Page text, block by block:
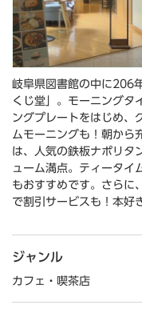
岐阜県図書館の中に206
くじ堂」。モーニングタ
ングプレートをはじめ、
ムモーニングも！朝から
は、人気の鉄板ナポリタ
ューム満点。ティータイ
もおすすめです。さらに
で割引サービスも！本好
ジャンル
カフェ・喫茶店